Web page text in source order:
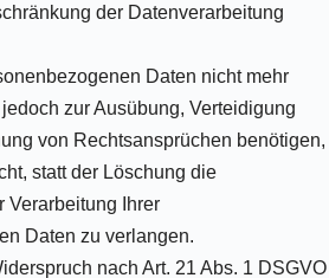
der Datenverarbeitung
Daten nicht mehr
zur Ausübung, Verteidigung
von Rechtsansprüchen benötigen,
statt der Löschung die
Verarbeitung Ihrer
Daten zu verlangen.
nach Art. 21 Abs. 1 DSGVO